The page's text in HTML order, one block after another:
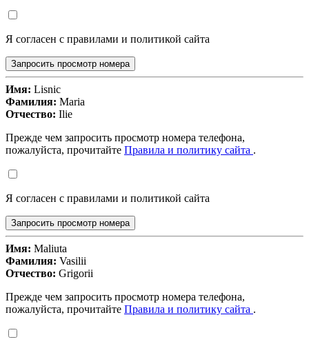
Я согласен с правилами и политикой сайта
Запросить просмотр номера
Имя: Lisnic
Фамилия: Maria
Отчество: Ilie
Прежде чем запросить просмотр номера телефона,
пожалуйста, прочитайте Правила и политику сайта .
Я согласен с правилами и политикой сайта
Запросить просмотр номера
Имя: Maliuta
Фамилия: Vasilii
Отчество: Grigorii
Прежде чем запросить просмотр номера телефона,
пожалуйста, прочитайте Правила и политику сайта .